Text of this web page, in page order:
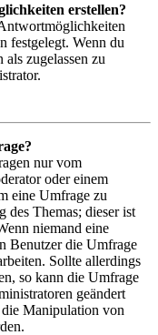
erstellen?
festgelegt. Wenn du
zugelassen zu
nur vom
oder einem
eine Umfrage zu
des Themas; dieser ist
niemand eine
Benutzer die Umfrage
Sollte allerdings
so kann die Umfrage
geändert
Manipulation von